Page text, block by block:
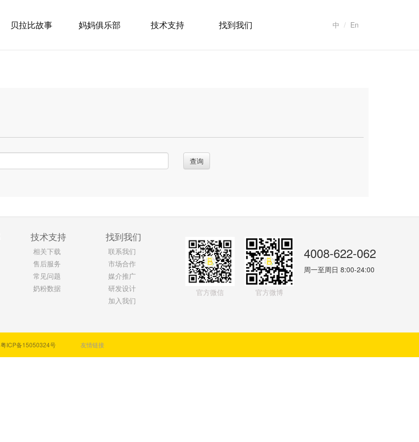
中 En
贝拉比故事 妈妈俱乐部 技术支持 找到我们
查询
技术支持
相关下载
售后服务
常见问题
奶粉数据
找到我们
联系我们
市场合作
媒介推广
研发设计
加入我们
官方微信 官方微博
4008-622-062
周一至周日 8:00-24:00
粤ICP备15050324号 友情链接